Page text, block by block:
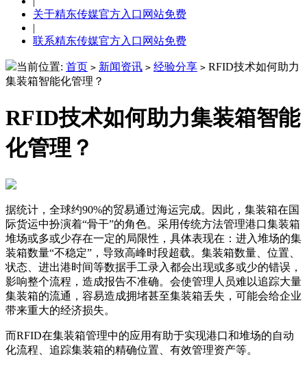
关于精东传媒官方入口网站免费
|
联系精东传媒官方入口网站免费
当前位置: 首页 > 新闻资讯 > 经验分享 > RFID技术如何助力
集装箱智能化管理？
RFID技术如何助力集装箱智能
化管理？
据统计，全球约90%的贸易通过海运完成。因此，集装箱在国
际货运中扮演着“骨干”的角色。采用传统方法管理港口集装箱
堆场或多或少存在一定的局限性，具体表现在：进入堆场的集
装箱数量“不稳定”，导致高峰时段超载。集装箱数量、位置、
状态、进出港时间等数据手工录入都会出现或多或少的错误，
影响整个流程，造成报告不准确。会使管理人员难以追踪大量
集装箱的流通，容易造成拥堵甚至集装箱丢失，可能会给企业
带来重大的经济损失。
而RFID在集装箱管理中的应用有助于实现港口和堆场的自动
化流程、追踪集装箱的精确位置、有效管理资产等。